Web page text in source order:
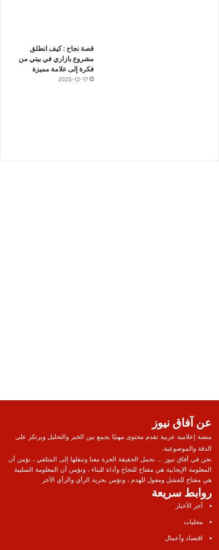
قصة نجاح : كيف انطلق
مشروع بازاري في بيتي من
فكرة إلى علامة مميزة
2025-12-17
عن آفاق نيوز
منصة إعلامية عربية تقدم محتوى مهنيًا يجمع بين الخبر والتحليل ويرتكز على
الدقة والموضوعية.
نحن في أفاق نيوز ... نحمل الحقيقة الحرة معنا وننقلها إلى المتلقي ، نؤمن أن
المعلومة الإيجابية هي مفتاح للنجاح وأداة للبناء ، ونؤمن أن المعلومة السلبية
هي مفتاح للفشل ومعول للهدم ، ونؤمن بحرية الرأي والرأي الآخر
روابط سريعة
آخر الأخبار
محليات
اقتصاد وأعمال